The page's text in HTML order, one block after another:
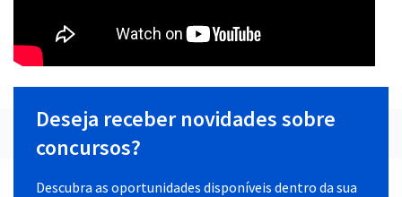
Deseja receber novidades sobre
concursos?
Descubra as oportunidades disponíveis dentro da sua